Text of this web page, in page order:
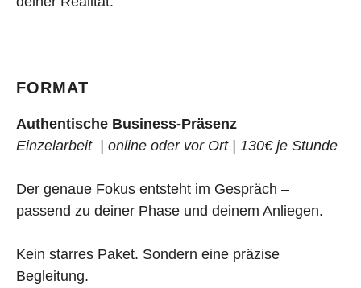
FORMAT
Authentische Business-Präsenz
Einzelarbeit | online oder vor Ort | 130€ je Stunde
Der genaue Fokus entsteht im Gespräch –
passend zu deiner Phase und deinem Anliegen.
Kein starres Paket. Sondern eine präzise
Begleitung.